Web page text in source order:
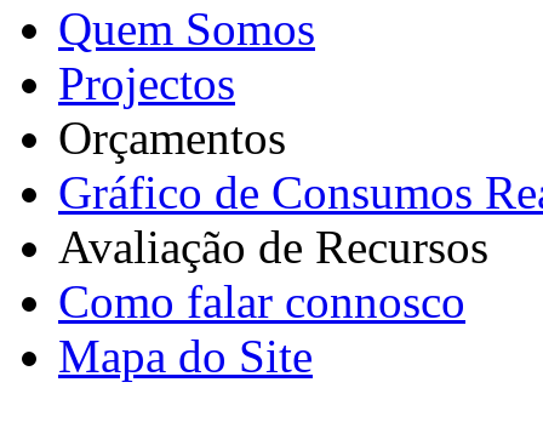
Quem Somos
Projectos
Orçamentos
Gráfico de Consumos
Avaliação de Recursos
Como falar connosco
Mapa do Site